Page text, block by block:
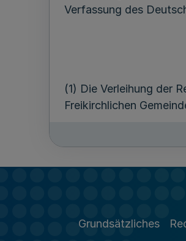
Verfassung des
(1) Die Verleihung der
Freikirchlichen
Grundsätzliches